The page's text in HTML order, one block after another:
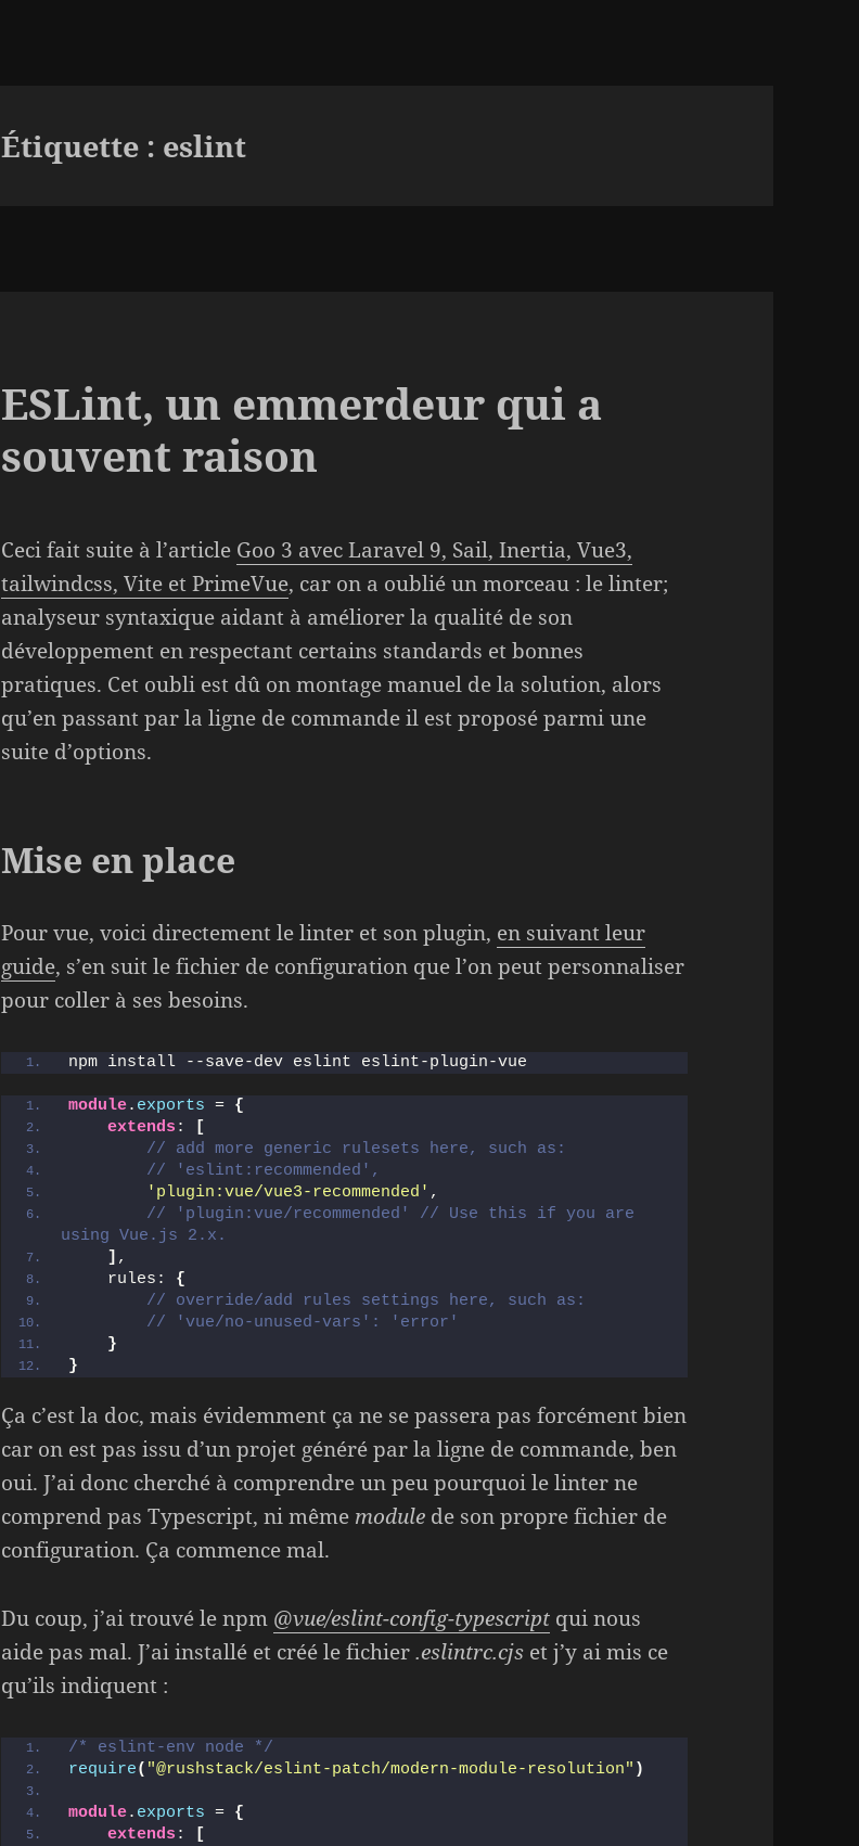
Étiquette : eslint
ESLint, un emmerdeur qui a
souvent raison
Ceci fait suite à l’article Goo 3 avec Laravel 9, Sail, Inertia, Vue3,
tailwindcss, Vite et PrimeVue, car on a oublié un morceau : le linter;
analyseur syntaxique aidant à améliorer la qualité de son
développement en respectant certains standards et bonnes
pratiques. Cet oubli est dû on montage manuel de la solution, alors
qu’en passant par la ligne de commande il est proposé parmi une
suite d’options.
Mise en place
Pour vue, voici directement le linter et son plugin, en suivant leur
guide, s’en suit le fichier de configuration que l’on peut personnaliser
pour coller à ses besoins.
npm install --save-dev eslint eslint-plugin-vue
module. exports = {
extends :
[
// add more generic rulesets here, such as:
// 'eslint:recommended',
'plugin:vue/vue3-recommended' ,
// 'plugin:vue/recommended' // Use this if you are
using Vue.js 2.x.
] ,
    rules:
{
// override/add rules settings here, such as:
// 'vue/no-unused-vars': 'error'
}
}
Ça c’est la doc, mais évidemment ça ne se passera pas forcément bien
car on est pas issu d’un projet généré par la ligne de commande, ben
oui. J’ai donc cherché à comprendre un peu pourquoi le linter ne
comprend pas Typescript, ni même module de son propre fichier de
configuration. Ça commence mal.
Du coup, j’ai trouvé le npm @vue/eslint-config-typescript qui nous
aide pas mal. J’ai installé et créé le fichier.eslintrc.cjs et j’y ai mis ce
qu’ils indiquent :
/* eslint-env node */
require( "@rushstack/eslint-patch/modern-module-resolution" )
module. exports = {
extends :
[